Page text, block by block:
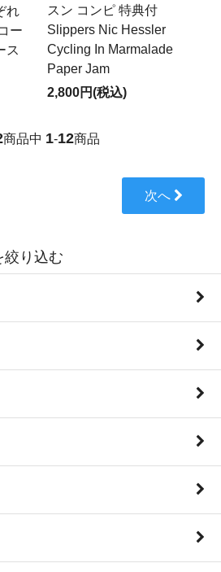
れ
ー
ス
スン コンピ 特典付
Slippers Nic Hessler
Cycling In Marmalade
Paper Jam
2,800円(税込)
商品中 1-12商品
次へ
絞り込む